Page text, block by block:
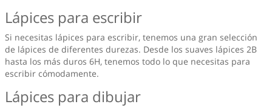
Lápices para escribir
Si necesitas lápices para escribir, tenemos una gran selección
de lápices de diferentes durezas. Desde los suaves lápices 2B
hasta los más duros 6H, tenemos todo lo que necesitas para
escribir cómodamente.
Lápices para dibujar